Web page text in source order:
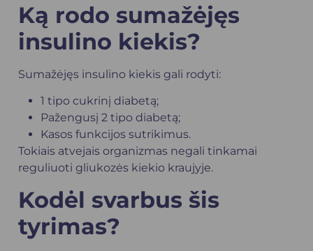
Ką rodo sumažėjęs
insulino kiekis?
Sumažėjęs insulino kiekis gali rodyti:
1 tipo cukrinį diabetą;
Pažengusį 2 tipo diabetą;
Kasos funkcijos sutrikimus.
Tokiais atvejais organizmas negali tinkamai
reguliuoti gliukozės kiekio kraujyje.
Kodėl svarbus šis
tyrimas?